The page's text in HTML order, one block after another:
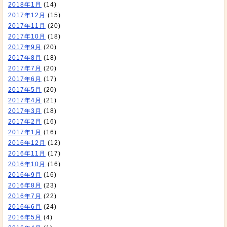
2018年1月 (14)
2017年12月 (15)
2017年11月 (20)
2017年10月 (18)
2017年9月 (20)
2017年8月 (18)
2017年7月 (20)
2017年6月 (17)
2017年5月 (20)
2017年4月 (21)
2017年3月 (18)
2017年2月 (16)
2017年1月 (16)
2016年12月 (12)
2016年11月 (17)
2016年10月 (16)
2016年9月 (16)
2016年8月 (23)
2016年7月 (22)
2016年6月 (24)
2016年5月 (4)